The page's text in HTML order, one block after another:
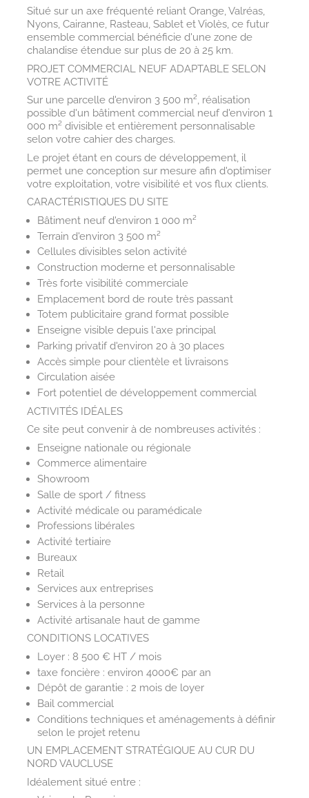
Situé sur un axe fréquenté reliant Orange,Valréas,
Nyons, Cairanne, Rasteau, SabletetViolès, ce futur
ensemble commercial bénéficie d'une zone de
chalandise étendue sur plus de 20 à 25 km.
PROJET COMMERCIAL NEUF ADAPTABLE SELON
VOTRE ACTIVITÉ
Sur une parcelle d'environ 3 500 m², réalisation
possible d'un bâtiment commercial neuf d'environ 1
000 m² divisible et entièrement personnalisable
selon votre cahier des charges.
Le projet étant en cours de développement, il
permet une conception sur mesure afin d'optimiser
votre exploitation, votre visibilité et vos flux clients.
CARACTÉRISTIQUES DU SITE
Bâtiment neuf d'environ 1 000 m²
Terrain d'environ 3 500 m²
Cellules divisibles selon activité
Construction moderne et personnalisable
Très forte visibilité commerciale
Emplacement bord de route très passant
Totem publicitaire grand format possible
Enseigne visible depuis l'axe principal
Parking privatif d'environ 20 à 30 places
Accès simple pour clientèle et livraisons
Circulation aisée
Fort potentiel de développement commercial
ACTIVITÉS IDÉALES
Ce site peut convenir à de nombreuses activités :
Enseigne nationale ou régionale
Commerce alimentaire
Showroom
Salle de sport / fitness
Activité médicale ou paramédicale
Professions libérales
Activité tertiaire
Bureaux
Retail
Services aux entreprises
Services à la personne
Activité artisanale haut de gamme
CONDITIONS LOCATIVES
Loyer : 8 500 € HT / mois
taxe foncière : environ 4000€ par an
Dépôt de garantie : 2 mois de loyer
Bail commercial
Conditions techniques et aménagements à définir
selon le projet retenu
UN EMPLACEMENT STRATÉGIQUE AU CUR DU
NORD VAUCLUSE
Idéalement situé entre :